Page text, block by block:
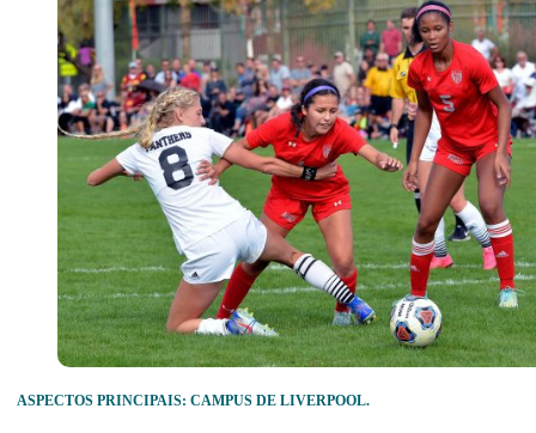
ASPECTOS PRINCIPAIS: CAMPUS DE LIVERPOOL.